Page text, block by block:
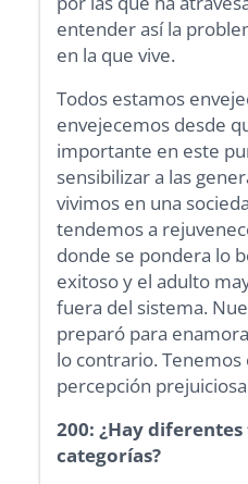
entender así la
en la que vive.
Todos estamos
envejecemos desde
importante en este
sensibilizar a las
vivimos en una
tendemos a
donde se pondera lo
exitoso y el adulto
fuera del sistema.
preparó para
lo contrario. Tenemos
percepción
200: ¿Hay
categorías?